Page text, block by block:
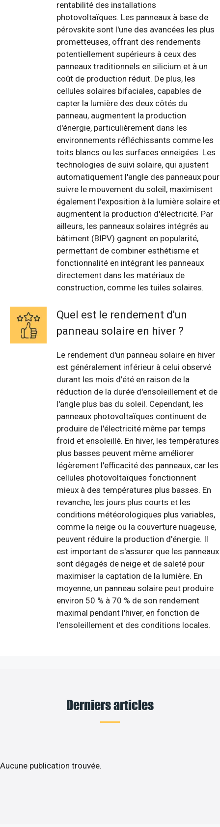
rentabilité des installations
photovoltaïques. Les panneaux à base de
pérovskite sont l'une des avancées les plus
prometteuses, offrant des rendements
potentiellement supérieurs à ceux des
panneaux traditionnels en silicium et à un
coût de production réduit. De plus, les
cellules solaires bifaciales, capables de
capter la lumière des deux côtés du
panneau, augmentent la production
d'énergie, particulièrement dans les
environnements réfléchissants comme les
toits blancs ou les surfaces enneigées. Les
technologies de suivi solaire, qui ajustent
automatiquement l'angle des panneaux pour
suivre le mouvement du soleil, maximisent
également l'exposition à la lumière solaire et
augmentent la production d'électricité. Par
ailleurs, les panneaux solaires intégrés au
bâtiment (BIPV) gagnent en popularité,
permettant de combiner esthétisme et
fonctionnalité en intégrant les panneaux
directement dans les matériaux de
construction, comme les tuiles solaires.
Quel est le rendement d'un
panneau solaire en hiver ?
Le rendement d'un panneau solaire en hiver
est généralement inférieur à celui observé
durant les mois d'été en raison de la
réduction de la durée d'ensoleillement et de
l'angle plus bas du soleil. Cependant, les
panneaux photovoltaïques continuent de
produire de l'électricité même par temps
froid et ensoleillé. En hiver, les températures
plus basses peuvent même améliorer
légèrement l'efficacité des panneaux, car les
cellules photovoltaïques fonctionnent
mieux à des températures plus basses. En
revanche, les jours plus courts et les
conditions météorologiques plus variables,
comme la neige ou la couverture nuageuse,
peuvent réduire la production d'énergie. Il
est important de s'assurer que les panneaux
sont dégagés de neige et de saleté pour
maximiser la captation de la lumière. En
moyenne, un panneau solaire peut produire
environ 50 % à 70 % de son rendement
maximal pendant l'hiver, en fonction de
l'ensoleillement et des conditions locales.
Derniers articles
Aucune publication trouvée.